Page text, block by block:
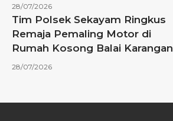
28/07/2026
Tim Polsek Sekayam Ringkus
Remaja Pemaling Motor di
Rumah Kosong Balai Karangan
28/07/2026